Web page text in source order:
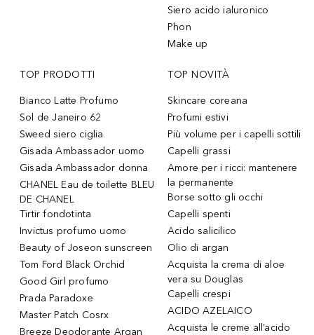
Siero acido ialuronico
Phon
Make up
TOP PRODOTTI
Bianco Latte Profumo
Sol de Janeiro 62
Sweed siero ciglia
Gisada Ambassador uomo
Gisada Ambassador donna
CHANEL Eau de toilette BLEU
DE CHANEL
Tirtir fondotinta
Invictus profumo uomo
Beauty of Joseon sunscreen
Tom Ford Black Orchid
Good Girl profumo
Prada Paradoxe
Master Patch Cosrx
Breeze Deodorante Argan
TOP NOVITÀ
Skincare coreana
Profumi estivi
Più volume per i capelli sottili
Capelli grassi
Amore per i ricci: mantenere
la permanente
Borse sotto gli occhi
Capelli spenti
Acido salicilico
Olio di argan
Acquista la crema di aloe
vera su Douglas
Capelli crespi
ACIDO AZELAICO
Acquista le creme all’acido